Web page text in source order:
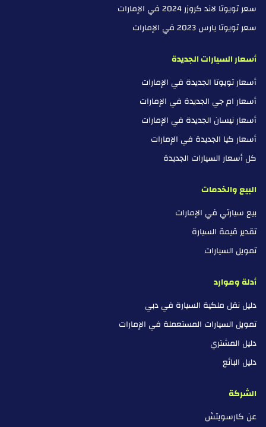
سعر تويوتا لاند كروزر 2024 في الإمارات
سعر تويوتا يارس 2023 في الإمارات
أسعار السيارات الجديدة
أسعار تويوتا الجديدة في الإمارات
أسعار ام جي الجديدة في الإمارات
أسعار نيسان الجديدة في الإمارات
أسعار كيا الجديدة في الإمارات
كل أسعار السيارات الجديدة
البيع والخدمات
بيع سيارتي في الإمارات
تقدير قيمة السيارة
تمويل السيارات
أدلة وموارد
دليل نقل ملكية السيارة في دبي
تمويل السيارات المستعملة في الإمارات
دليل المشتري
دليل البائع
الشركة
عن كارسويتش